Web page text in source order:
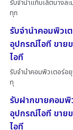
รับจำนำแท็บเล็ตบางล
ทุก
รับจำนำคอมพิวเ
อุปกรณ์ไอที ขาย
ไอที
รับจำนำคอมพิวเตอร์อ
ทุ
รับฝากขายคอมพิ
อุปกรณ์ไอที ขาย
ไอที